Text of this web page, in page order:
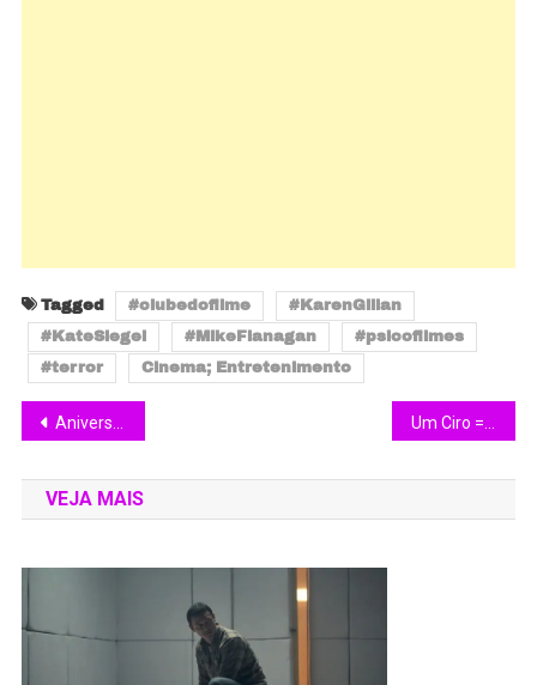
Tagged #clubedofilme
#KarenGillan
#KateSiegel
#MikeFlanagan
#psicofilmes
#terror
Cinema; Entretenimento
Aniversário de 57 Anos de Dennis Bergkamp
VEJA MAIS